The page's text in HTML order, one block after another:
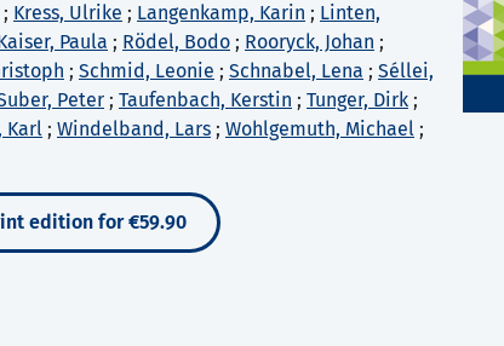
; Kress, Ulrike ; Langenkamp, Karin ; Linten,
Paula ; Rödel, Bodo ; Rooryck, Johan ;
; Schmid, Leonie ; Schnabel, Lena ; Séllei,
Peter ; Taufenbach, Kerstin ; Tunger, Dirk ;
Karl ; Windelband, Lars ; Wohlgemuth, Michael ;
edition for €59.90